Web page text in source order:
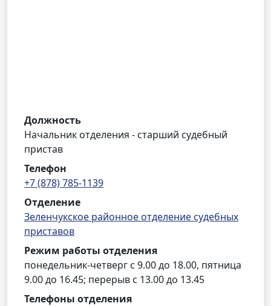
Должность
Начальник отделения - старший судебный
пристав
Телефон
+7 (878) 785-1139
Отделение
Зеленчукское районное отделение судебных
приставов
Режим работы отделения
понедельник-четверг с 9.00 до 18.00, пятница
9.00 до 16.45; перерыв с 13.00 до 13.45
Телефоны отделения